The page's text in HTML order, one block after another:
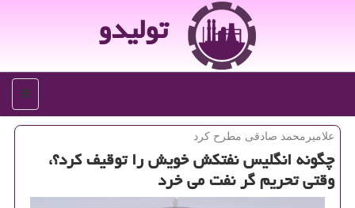
تولیدو
منو
علامیرمحمد صادقی مطرح كرد
چگونه انگلیس نفتكش خویش را توقیف كرد؟،
وقتی تحریم گر نفت می خرد